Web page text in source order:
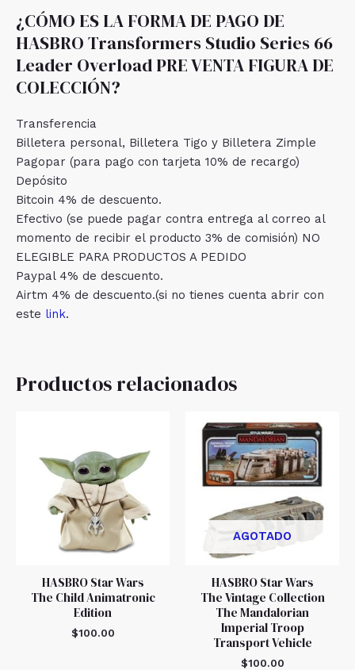
¿CÓMO ES LA FORMA DE PAGO DE
HASBRO Transformers Studio Series 66
Leader Overload PRE VENTA FIGURA DE
COLECCIÓN?
Transferencia
Billetera personal, Billetera Tigo y Billetera Zimple
Pagopar (para pago con tarjeta 10% de recargo)
Depósito
Bitcoin 4% de descuento.
Efectivo (se puede pagar contra entrega al correo al
momento de recibir el producto 3% de comisión) NO
ELEGIBLE PARA PRODUCTOS A PEDIDO
Paypal 4% de descuento.
Airtm 4% de descuento.(si no tienes cuenta abrir con
este link.
Productos relacionados
HASBRO Star Wars
The Child Animatronic
Edition
$100.00
AGOTADO
HASBRO Star Wars
The Vintage Collection
The Mandalorian
Imperial Troop
Transport Vehicle
$100.00